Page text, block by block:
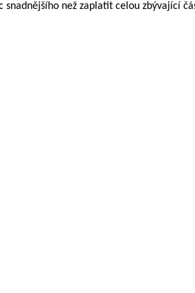
než zaplatit celou zbývající